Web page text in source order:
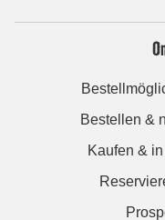
Bestellen &
Kaufen &